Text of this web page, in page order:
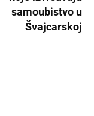
samoubistvo u
Švajcarskoj